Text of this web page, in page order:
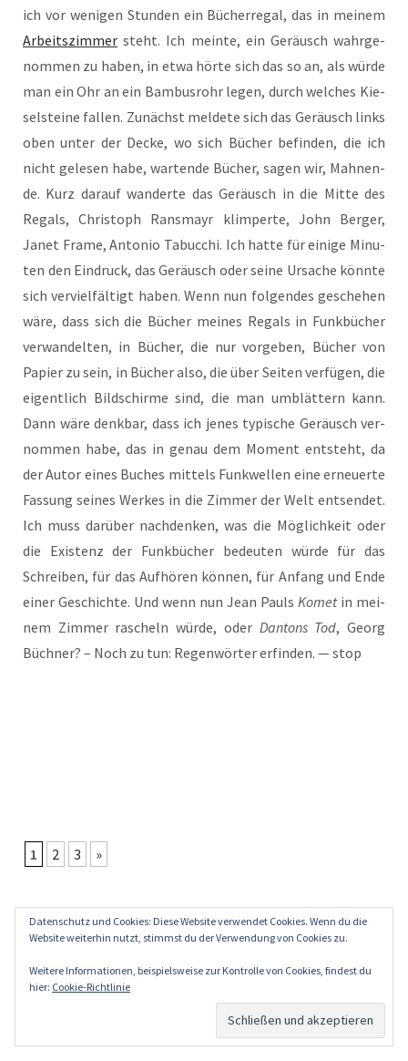
ich vor weni­gen Stun­den ein Bücher­re­gal, das in mei­nem
Arbeits­zim­mer steht. Ich mein­te, ein Geräusch wahr­ge­
nom­men zu haben, in etwa hör­te sich das so an, als wür­de
man ein Ohr an ein Bam­bus­rohr legen, durch wel­ches Kie­
sel­stei­ne fal­len. Zunächst mel­de­te sich das Geräusch links
oben unter der Decke, wo sich Bücher befin­den, die ich
nicht gele­sen habe, war­ten­de Bücher, sagen wir, Mah­nen­
de. Kurz dar­auf wan­der­te das Geräusch in die Mit­te des
Regals, Chris­toph Rans­mayr klim­per­te, John Ber­ger,
Janet Frame, Anto­nio Tabuc­chi. Ich hat­te für eini­ge Minu­
ten den Ein­druck, das Geräusch oder sei­ne Ursa­che könn­te
sich ver­viel­fäl­tigt haben. Wenn nun fol­gen­des gesche­hen
wäre, dass sich die Bücher mei­nes Regals in Funk­bü­cher
ver­wan­del­ten, in Bücher, die nur vor­ge­ben, Bücher von
Papier zu sein, in Bücher also, die über Sei­ten ver­fü­gen, die
eigent­lich Bild­schir­me sind, die man umblät­tern kann.
Dann wäre denk­bar, dass ich jenes typi­sche Geräusch ver­
nom­men habe, das in genau dem Moment ent­steht, da
der Autor eines Buches mit­tels Funk­wel­len eine erneu­er­te
Fas­sung sei­nes Wer­kes in die Zim­mer der Welt ent­sen­det.
Ich muss dar­über nach­den­ken, was die Mög­lich­keit oder
die Exis­tenz der Funk­bü­cher bedeu­ten wür­de für das
Schrei­ben, für das Auf­hö­ren kön­nen, für Anfang und Ende
einer Geschich­te. Und wenn nun Jean Pauls Kometin mei­
nem Zim­mer rascheln wür­de, oder Dan­tons Tod, Georg
Büch­ner? – Noch zu tun: Regen­wör­ter erfin­den. — stop
1 2 3 »
Datenschutz und Cookies: Diese Website verwendet Cookies. Wenn du die
Website weiterhin nutzt, stimmst du der Verwendung von Cookies zu.
Weitere Informationen, beispielsweise zur Kontrolle von Cookies, findest du
hier: Cookie-Richtlinie